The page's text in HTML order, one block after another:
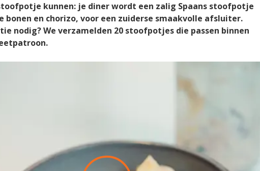
kunnen: je diner wordt een zalig Spaans stoofpotje
bonen en chorizo, voor een zuiderse smaakvolle afsluiter.
nodig? We verzamelden 20 stoofpotjes die passen binnen